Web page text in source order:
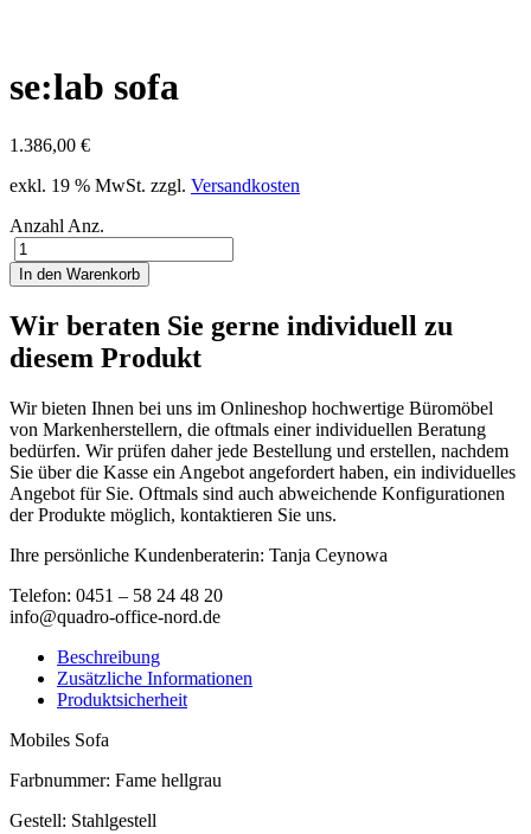
se:lab sofa
1.386,00 €
exkl. 19 % MwSt. zzgl. Versandkosten
Anzahl Anz.
In den Warenkorb
Wir beraten Sie gerne individuell zu
diesem Produkt
Wir bieten Ihnen bei uns im Onlineshop hochwertige Büromöbel
von Markenherstellern, die oftmals einer individuellen Beratung
bedürfen. Wir prüfen daher jede Bestellung und erstellen, nachdem
Sie über die Kasse ein Angebot angefordert haben, ein individuelles
Angebot für Sie. Oftmals sind auch abweichende Konfigurationen
der Produkte möglich, kontaktieren Sie uns.
Ihre persönliche Kundenberaterin: Tanja Ceynowa
Telefon: 0451 – 58 24 48 20
info@quadro-office-nord.de
Beschreibung
Zusätzliche Informationen
Produktsicherheit
Mobiles Sofa
Farbnummer: Fame hellgrau
Gestell: Stahlgestell